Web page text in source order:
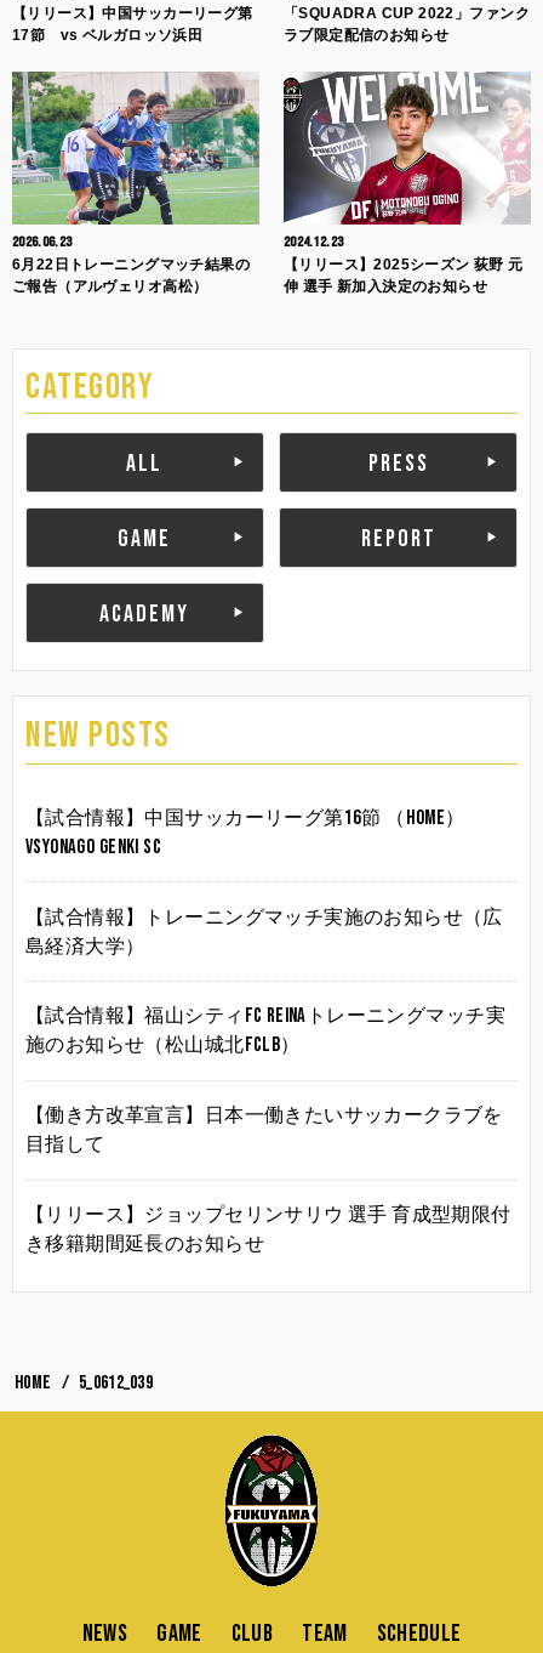
【リリース】中国サッカーリーグ第
17節 vs ベルガロッソ浜田
「SQUADRA CUP 2022」ファンク
ラブ限定配信のお知らせ
2026.06.23
6月22日トレーニングマッチ結果の
ご報告（アルヴェリオ高松）
2024.12.23
【リリース】2025シーズン 荻野 元
伸 選手 新加入決定のお知らせ
CATEGORY
ALL PRESS
GAME REPORT
ACADEMY
NEW POSTS
【試合情報】中国サッカーリーグ第16節 （HOME）
vsYonago Genki SC
【試合情報】トレーニングマッチ実施のお知らせ（広
島経済大学）
【試合情報】福山シティFC Reinaトレーニングマッチ実
施のお知らせ（松山城北FCLB）
【働き方改革宣言】日本一働きたいサッカークラブを
目指して
【リリース】ジョップセリンサリウ 選手 育成型期限付
き移籍期間延長のお知らせ
HOME 5_0612_039
NEWS GAME CLUB TEAM SCHEDULE